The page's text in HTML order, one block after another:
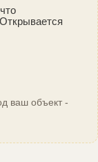
ваш объект -